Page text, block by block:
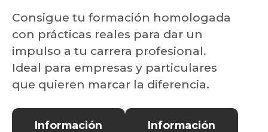
Consigue tu formación homologada
con prácticas reales para dar un
impulso a tu carrera profesional.
Ideal para empresas y particulares
que quieren marcar la diferencia.
Información
Información